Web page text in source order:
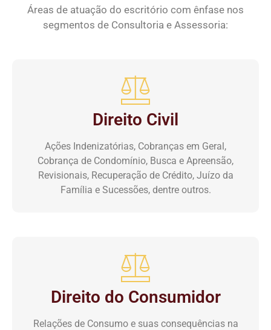
Áreas de atuação do escritório com ênfase nos
segmentos de Consultoria e Assessoria:
Direito Civil
Ações Indenizatórias, Cobranças em Geral,
Cobrança de Condomínio, Busca e Apreensão,
Revisionais, Recuperação de Crédito, Juízo da
Família e Sucessões, dentre outros.
Direito do Consumidor
Relações de Consumo e suas consequências na